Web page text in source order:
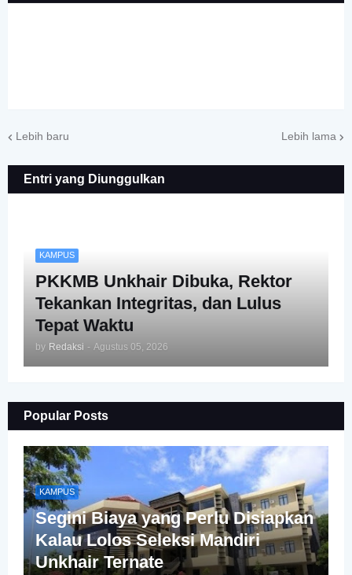
Lebih baru Lebih lama
Entri yang Diunggulkan
KAMPUS
PKKMB Unkhair Dibuka, Rektor
Tekankan Integritas, dan Lulus
Tepat Waktu
by Redaksi - Agustus 05, 2026
Popular Posts
KAMPUS
Segini Biaya yang Perlu Disiapkan
Kalau Lolos Seleksi Mandiri
Unkhair Ternate